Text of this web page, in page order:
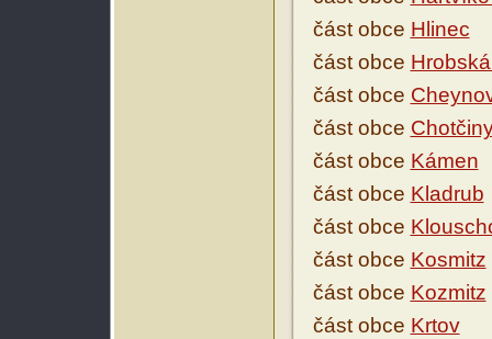
část obce Hlinec
část obce
část obce
část obce
část obce Kámen
část obce Kladrub
část obce
část obce Kosmitz
část obce Kozmitz
část obce Krtov